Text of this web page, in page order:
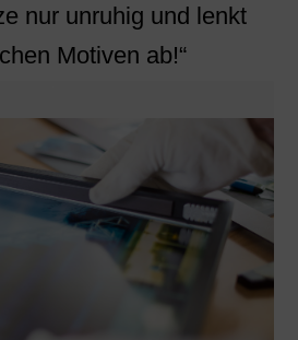
nur unruhig und lenkt
Motiven ab!“